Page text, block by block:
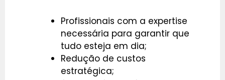
Profissionais com a expertise
necessária para garantir que
tudo esteja em dia;
Redução de custos
estratégica;